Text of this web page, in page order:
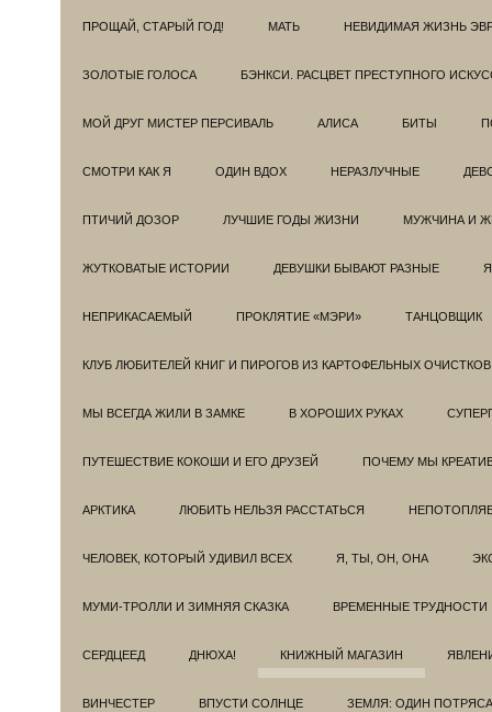
ПРОЩАЙ, СТАРЫЙ ГОД! МАТЬ НЕВИДИМАЯ ЖИЗНЬ
ЗОЛОТЫЕ ГОЛОСА БЭНКСИ. РАСЦВЕТ ПРЕСТУПНОГО
МОЙ ДРУГ МИСТЕР ПЕРСИВАЛЬ АЛИСА БИТЫ
СМОТРИ КАК Я ОДИН ВДОХ НЕРАЗЛУЧНЫЕ
ПТИЧИЙ ДОЗОР ЛУЧШИЕ ГОДЫ ЖИЗНИ МУЖЧИНА И
ЖУТКОВАТЫЕ ИСТОРИИ ДЕВУШКИ БЫВАЮТ РАЗНЫЕ
НЕПРИКАСАЕМЫЙ ПРОКЛЯТИЕ «МЭРИ» ТАНЦОВЩИК
КЛУБ ЛЮБИТЕЛЕЙ КНИГ И ПИРОГОВ ИЗ КАРТОФЕЛЬНЫХ ОЧИСТКОВ
МЫ ВСЕГДА ЖИЛИ В ЗАМКЕ В ХОРОШИХ РУКАХ
ПУТЕШЕСТВИЕ КОКОШИ И ЕГО ДРУЗЕЙ ПОЧЕМУ МЫ
АРКТИКА ЛЮБИТЬ НЕЛЬЗЯ РАССТАТЬСЯ
ЧЕЛОВЕК, КОТОРЫЙ УДИВИЛ ВСЕХ Я, ТЫ, ОН, ОНА
МУМИ-ТРОЛЛИ И ЗИМНЯЯ СКАЗКА ВРЕМЕННЫЕ ТРУДНОСТИ
СЕРДЦЕЕД ДНЮХА! КНИЖНЫЙ МАГАЗИН
ВИНЧЕСТЕР ВПУСТИ СОЛНЦЕ ЗЕМЛЯ: ОДИН